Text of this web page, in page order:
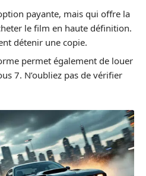
payante, mais qui offre la
le film en haute définition.
détenir une copie.
permet également de louer
7. N’oubliez pas de vérifier